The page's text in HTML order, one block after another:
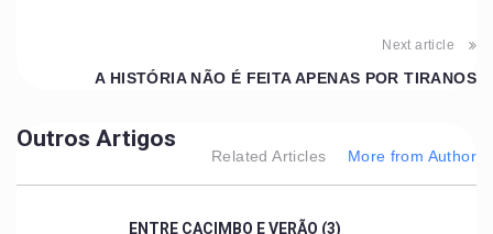
Next article
A HISTÓRIA NÃO É FEITA APENAS POR TIRANOS
Outros Artigos
Related Articles More from Author
ENTRE CACIMBO E VERÃO (3)